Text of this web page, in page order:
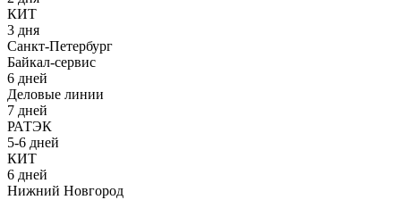
КИТ
3 дня
Санкт-Петербург
Байкал-сервис
6 дней
Деловые линии
7 дней
РАТЭК
5-6 дней
КИТ
6 дней
Нижний Новгород